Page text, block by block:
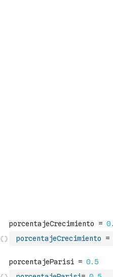
porcentajeCrecimiento =